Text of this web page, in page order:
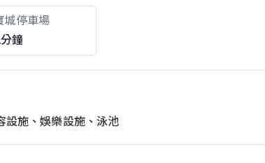
城停車場
鐘
設施、娛樂設施、泳池